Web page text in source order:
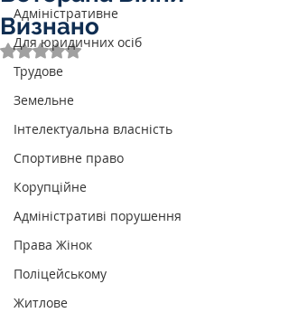
Адміністративне
Для юридичних осіб
Трудове
Земельне
Інтелектуальна власність
Спортивне право
Корупційне
Адміністративі порушення
Права Жінок
Поліцейському
Житлове
Визнано
Оцінка: NaN з 5 зірок.